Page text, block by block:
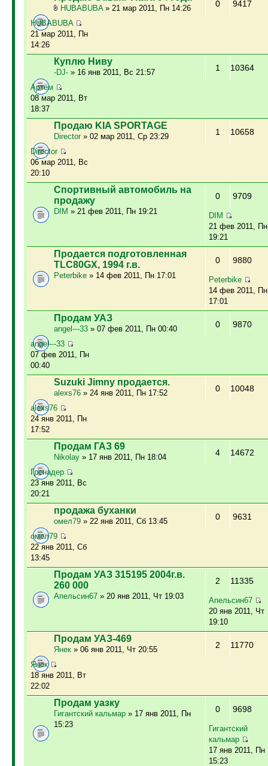
HUBABUBA» 21 мар 2011, Пн 14:26 0 9417
HUBABUBA
21 мар 2011, Пн
14:26
Куплю Ниву
-DJ-» 16 янв 2011, Вс 21:57 1 10364
Артём
08 мар 2011, Вт
18:37
Продаю KIA SPORTAGE
Director» 02 мар 2011, Ср 23:29 1 10658
Director
06 мар 2011, Вс
20:10
Спортивный автомобиль на
продажу
DIM » 21 фев 2011, Пн 19:21
0 9709
DIM
21 фев 2011, Пн
19:21
Продается подготовленная
TLC80GX, 1994 г.в.
Peterbike» 14 фев 2011, Пн 17:01
0 9880
Peterbike
14 фев 2011, Пн
17:01
Продам УАЗ
angel---33» 07 фев 2011, Пн 00:40 0 9870
angel---33
07 фев 2011, Пн
00:40
Suzuki Jimny продается.
alexs76» 24 янв 2011, Пн 17:52 0 10048
alexs76
24 янв 2011, Пн
17:52
Продам ГАЗ 69
Nikolay» 17 янв 2011, Пн 18:04 4 14672
Гренадер
23 янв 2011, Вс
20:21
продажа буханки
омел79» 22 янв 2011, Сб 13:45 0 9631
омел79
22 янв 2011, Сб
13:45
Продам УАЗ 315195 2004г.в.
260 000
Апельсин67» 20 янв 2011, Чт 19:03
2 11335
Апельсин67
20 янв 2011, Чт
19:10
Продам УАЗ-469
Янек» 06 янв 2011, Чт 20:55 2 11770
Янек
18 янв 2011, Вт
22:02
Продам уазку
Гигантский кальмар» 17 янв 2011, Пн
15:23
0 9698
Гигантский
кальмар
17 янв 2011, Пн
15:23